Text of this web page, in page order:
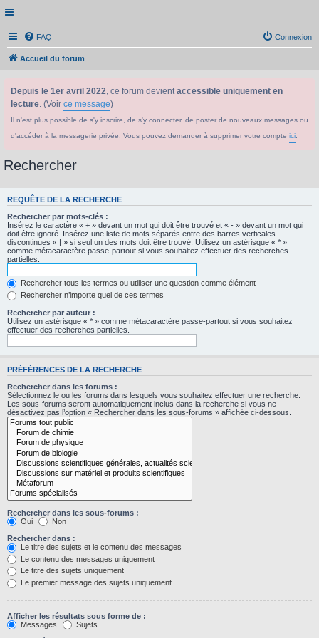
FAQ Connexion
Accueil du forum
Depuis le 1er avril 2022, ce forum devientaccessible uniquement en
lecture. (Voir ce message)
Il n'est plus possible de s'y inscrire, de s'y connecter, de poster de nouveaux messages ou
d'accéder à la messagerie privée. Vous pouvez demander à supprimer votre compte ici
Rechercher
REQUÊTE DE LA RECHERCHE
Rechercher par mots-clés :
Insérez le caractère « + » devant un mot qui doit être trouvé et « - » devant un mot qui
doit être ignoré. Insérez une liste de mots séparés entre des barres verticales
discontinues « | » si seul un des mots doit être trouvé. Utilisez un astérisque « * »
comme métacaractère passe-partout si vous souhaitez effectuer des recherches
partielles.
Rechercher tous les termes ou utiliser une question comme élément
Rechercher n’importe quel de ces termes
Rechercher par auteur :
Utilisez un astérisque « * » comme métacaractère passe-partout si vous souhaitez
effectuer des recherches partielles.
PRÉFÉRENCES DE LA RECHERCHE
Rechercher dans les forums :
Sélectionnez le ou les forums dans lesquels vous souhaitez effectuer une recherche.
Les sous-forums seront automatiquement inclus dans la recherche si vous ne
désactivez pas l’option « Rechercher dans les sous-forums » affichée ci-dessous.
Rechercher dans les sous-forums :
Oui
Non
Rechercher dans :
Le titre des sujets et le contenu des messages
Le contenu des messages uniquement
Le titre des sujets uniquement
Le premier message des sujets uniquement
Afficher les résultats sous forme de :
Messages
Sujets